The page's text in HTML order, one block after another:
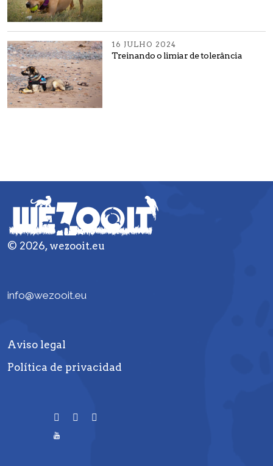
16 JULHO 2024
Treinando o limiar de tolerância
© 2026, wezooit.eu
info@wezooit.eu
Aviso legal
Política de privacidad